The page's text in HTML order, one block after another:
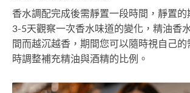
香水調配完成後需靜置一段時間，靜置的
3-5天觀察一次香水味道的變化，精油香
間而越沉越香，期間您可以隨時視自己的
時調整補充精油與酒精的比例。